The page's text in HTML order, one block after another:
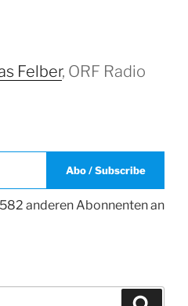
Felber, ORF Radio
Abo / Subscribe
anderen Abonnenten an